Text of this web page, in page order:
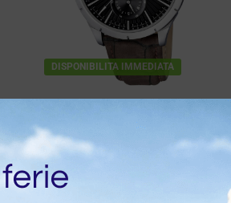
DISPONIBILITA IMMEDIATA
Multifunzione In Acciaio E
Cinturino In Pelle Marrone
€99,00